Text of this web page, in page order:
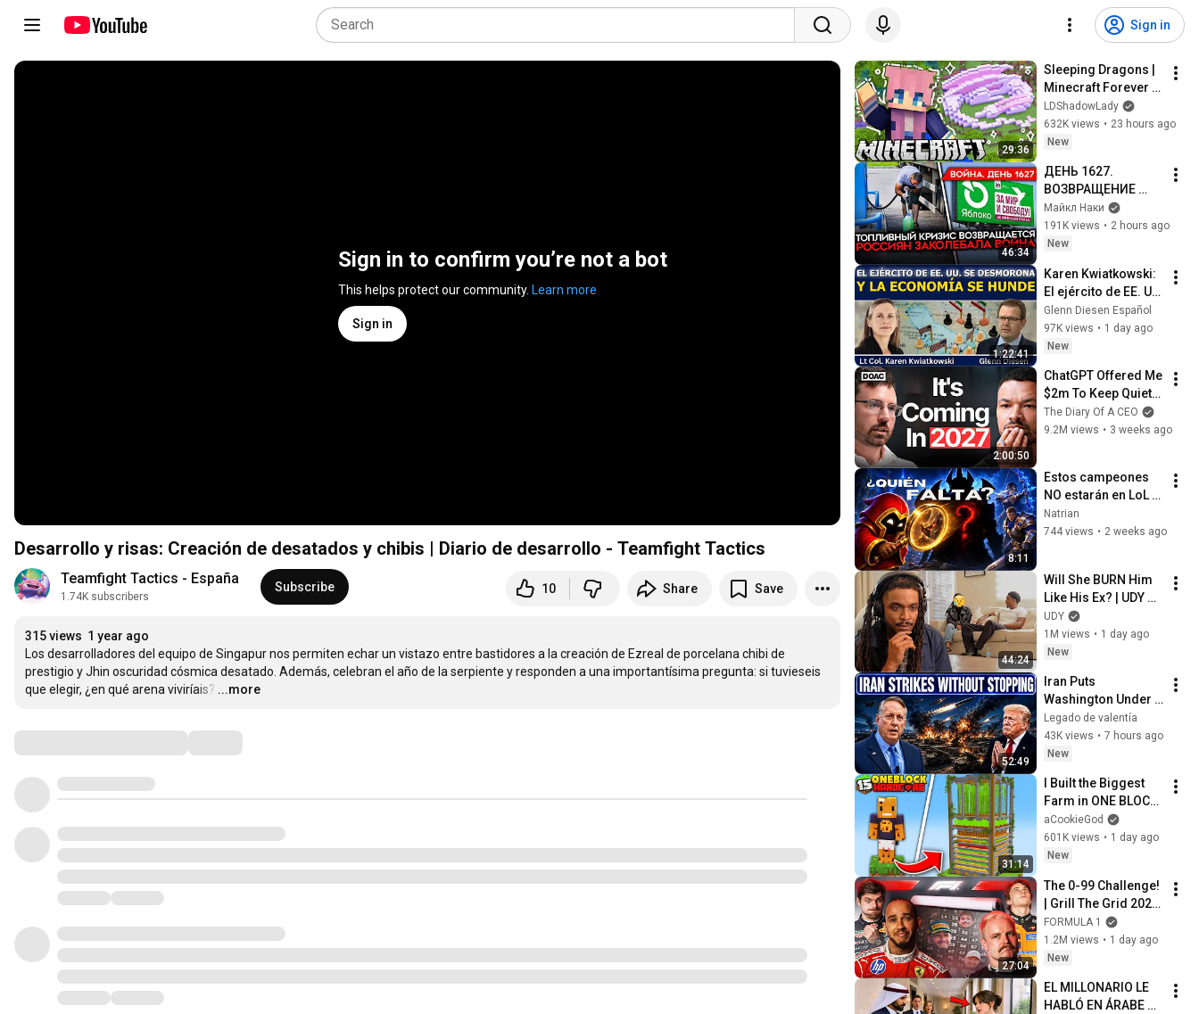
Sign in
Sign in to confirm you’re not a bot
This helps protect our community. Learn more
Sign in
Desarrollo y risas: Creación de desatados y chibis | Diario de desarrollo - Teamfight Tactics
Teamfight Tactics - España
1.74K subscribers
Subscribe 10 Share Save
315 views 1 year ago
Los desarrolladores del equipo de Singapur nos permiten echar un vistazo entre bastidores a la creación de Ezreal de porcelana chibi de
prestigio y Jhin oscuridad cósmica desatado. Además, celebran el año de la serpiente y responden a una importantísima pregunta: si tuvieseis
que elegir, ¿en qué arena viviríais? …
...more
29:36
Sleeping Dragons |
Minecraft Forever
World | Ep. 7
LDShadowLady
632K views • 23 hours ago
New
46:34
ДЕНЬ 1627.
ВОЗВРАЩЕНИЕ
БЕНЗИНОВОГО
КРИЗИСА/ ПУТИН
БОИТСЯ ДРОНОВ/
ЗАКОЛЕБАЛА
ВОЙНА/ ГОРЯТ НПЗ
Майкл Наки
191K views • 2 hours ago
New
1:22:41
Karen Kwiatkowski:
El ejército de EE. UU.
se desmorona y la
economía se hunde
Glenn Diesen Español
97K views • 1 day ago
New
2:00:50
ChatGPT Offered Me
$2m To Keep Quiet:
No One Is Ready For
What's Coming!
The Diary Of A CEO
9.2M views • 3 weeks ago
8:11
Estos campeones
NO estarán en LoL
Classic
Natrian
744 views • 2 weeks ago
44:24
Will She BURN Him
Like His Ex? | UDY
Loyalty Test
UDY
1M views • 1 day ago
New
52:49
Iran Puts
Washington Under
Pressure — Col
Douglas Macgregor
Explains
Legado de valentía
43K views • 7 hours ago
New
31:14
I Built the Biggest
Farm in ONE BLOCK
Minecraft
aCookieGod
601K views • 1 day ago
New
27:04
The 0-99 Challenge!
| Grill The Grid 2026
| Episode 2
FORMULA 1
1.2M views • 1 day ago
New
EL MILLONARIO LE
HABLÓ EN ÁRABE A